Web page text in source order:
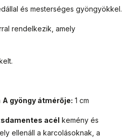
és mesterséges gyöngyökkel.
rendelkezik, amely
A gyöngy átmérője: 1 cm
acél kemény és
ellenáll a karcolásoknak, a